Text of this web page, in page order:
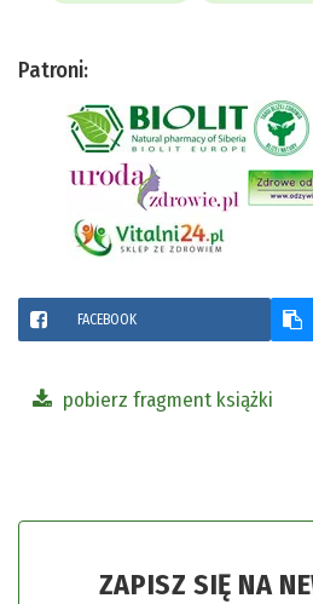
Patroni:
FACEBOOK
pobierz fragment książki
ZAPISZ SIĘ NA